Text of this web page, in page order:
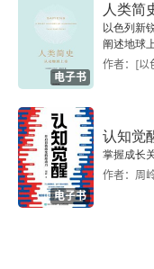
二、从模仿到奠立
1.广采博收的罗马
3.拉丁史学的发展
三、史坛双擘
电子书
人类简
以色列新
阐述地球
作者：[以
电子书
认知觉
掌握成长
作者：周